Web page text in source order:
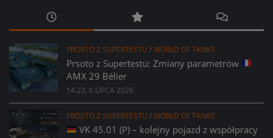
PROSTO Z SUPERTESTU /WORLD OF TANKS
Prsoto z Supertestu: Zmiany parametrów
AMX 29 Bélier
14:23, 6 LIPCA 2026
PROSTO Z SUPERTESTU /WORLD OF TANKS
VK 45.01 (P) – kolejny pojazd z współpracy